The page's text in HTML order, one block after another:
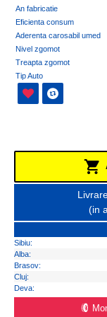
An fabricatie
Eficienta consum
Aderenta carosabil umed
Nivel zgomot
Treapta zgomot
Tip Auto
(in
Sibiu:
Alba:
Brasov:
Cluj:
Deva: